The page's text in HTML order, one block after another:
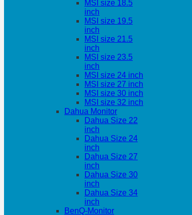
MSI size 18.5
inch
MSI size 19.5
inch
MSI size 21.5
inch
MSI size 23.5
inch
MSI size 24 inch
MSI size 27 inch
MSI size 30 inch
MSI size 32 inch
Dahua Monitor
Dahua Size 22
inch
Dahua Size 24
inch
Dahua Size 27
inch
Dahua Size 30
inch
Dahua Size 34
inch
BenQ-Monitor